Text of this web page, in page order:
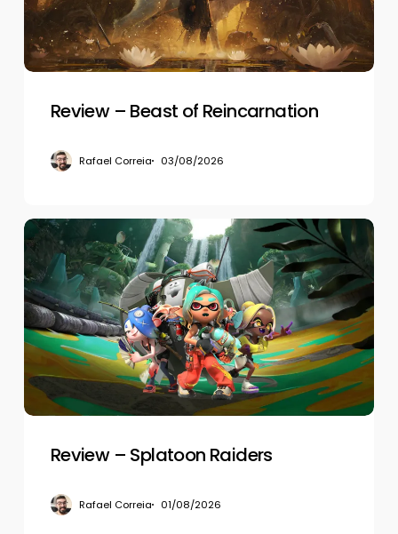
Review – Beast of Reincarnation
Rafael Correia 03/08/2026
Review
–
Splatoon
Raiders
Review – Splatoon Raiders
Rafael Correia 01/08/2026